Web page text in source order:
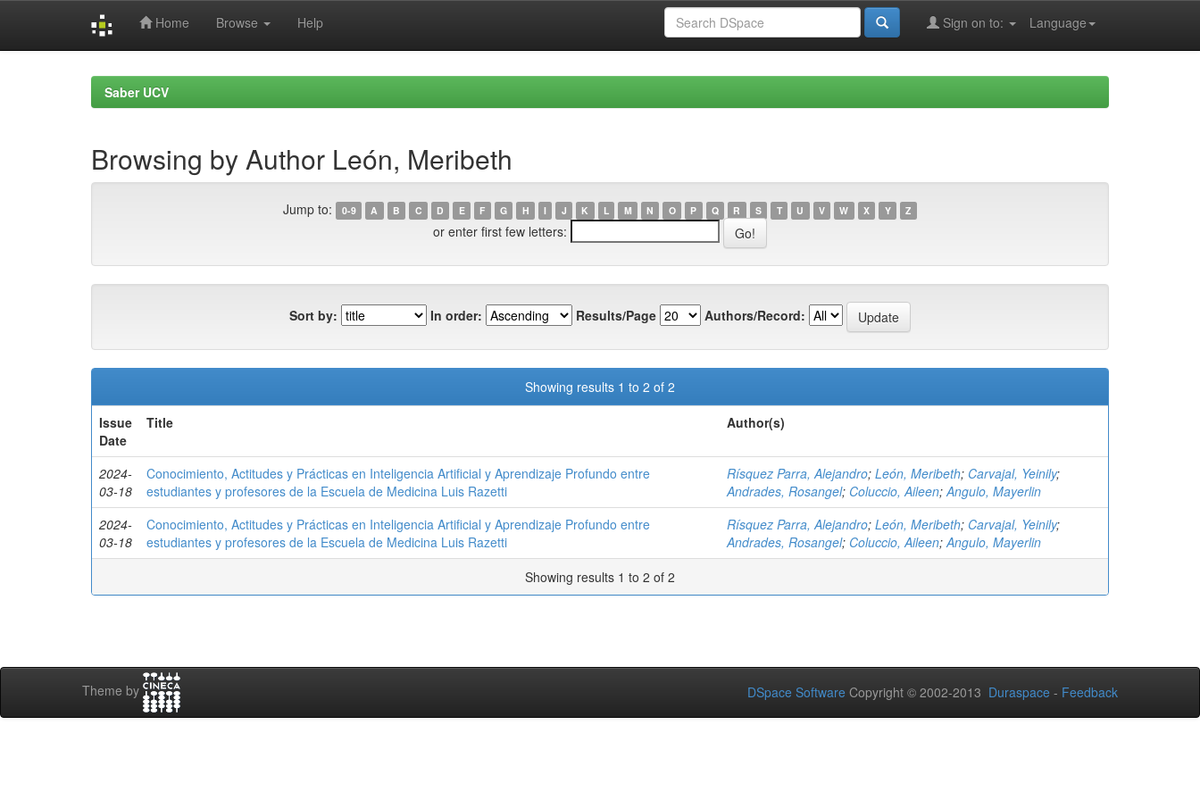
Home Browse Help Language
Sign on to:
Saber UCV
Browsing by Author León, Meribeth
Jump to: 0-9 A B C D E F G H I J K L M N O P Q R S T U V W X Y Z
or enter first few letters:
Sort by: In order: Results/Page Authors/Record:
Showing results 1 to 2 of 2
Issue
Date
Title Author(s)
2024-
03-18
Conocimiento, Actitudes y Prácticas en Inteligencia Artificial y Aprendizaje Profundo entre
estudiantes y profesores de la Escuela de Medicina Luis Razetti
Rísquez Parra, Alejandro; León, Meribeth; Carvajal, Yeinily;
Andrades, Rosangel; Coluccio, Aileen;Angulo, Mayerlin
2024-
03-18
Conocimiento, Actitudes y Prácticas en Inteligencia Artificial y Aprendizaje Profundo entre
estudiantes y profesores de la Escuela de Medicina Luis Razetti
Rísquez Parra, Alejandro; León, Meribeth; Carvajal, Yeinily;
Andrades, Rosangel; Coluccio, Aileen;Angulo, Mayerlin
Showing results 1 to 2 of 2
Theme by DSpace Software Copyright © 2002-2013 Duraspace - Feedback